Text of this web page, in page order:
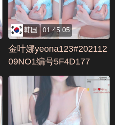
韩国 01:45:05
金叶娜yeona123#202112
09NO1编号5F4D177